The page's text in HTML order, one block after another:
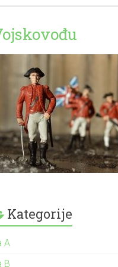
Kategorije
A
B